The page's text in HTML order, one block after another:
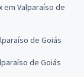
em Valparaíso de
de Goiás
de Goiás